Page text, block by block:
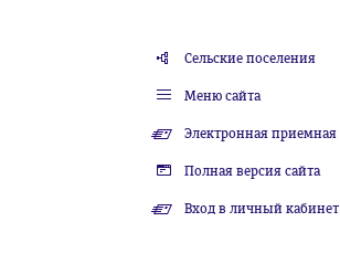
Сельские поселения
Меню сайта
Электронная приемная
Полная версия сайта
Вход в личный кабинет